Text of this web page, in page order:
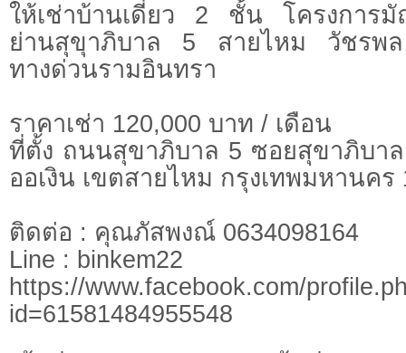
ให้เช่าบ้านเดี่ยว 2 ชั้น โครงการ
ย่านสุขุาภิบาล 5 สายไหม วัชรพ
ทางด่วนรามอินทรา
ราคาเช่า 120,000 บาท / เดือน
ที่ตั้ง ถนนสุขาภิบาล 5 ซอยสุขาภิบา
ออเงิน เขตสายไหม กรุงเทพมหานคร
ติดต่อ : คุณภัสพงณ์ 0634098164
Line : binkem22
https://www.facebook.com/
id=61581484955548